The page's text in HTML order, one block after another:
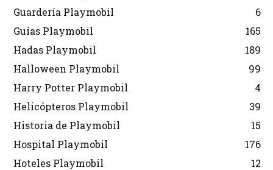
Guardería Playmobil
6
Guías Playmobil
165
Hadas Playmobil
189
Halloween Playmobil
99
Harry Potter Playmobil
4
Helicópteros Playmobil
39
Historia de Playmobil
15
Hospital Playmobil
176
Hoteles Playmobil
12